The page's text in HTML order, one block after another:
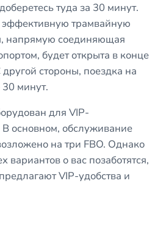
туда за 30 минут.
эффективную трамвайную
напрямую соединяющая
будет открыта в конце
другой стороны, поездка на
30 минут.
для VIP-
В основном, обслуживание
на три FBO. Однако
вариантов о вас позаботятся,
VIP-удобства и